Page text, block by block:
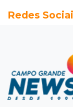
Sábado é
Sábado
vendaval
Redes